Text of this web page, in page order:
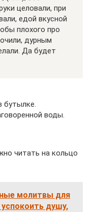
целовали, при
едой вкусной
плохого про
дурным
Да будет
бутылке.
воды.
читать на кольцо
молитвы для
душу,